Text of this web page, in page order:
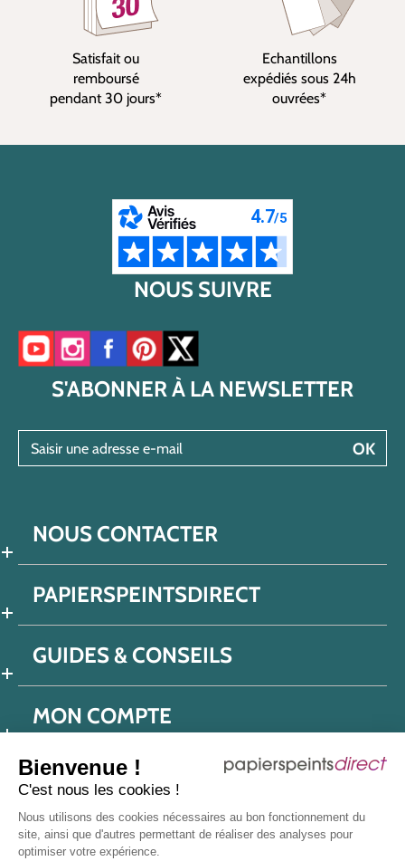
Bienvenue !
C'est nous les cookies !
Nous utilisons des cookies nécessaires au bon fonctionnement du
site, ainsi que d'autres permettant de réaliser des analyses pour
optimiser votre expérience.
Satisfait ou
remboursé
pendant 30 jours*
Echantillons
expédiés sous 24h
ouvrées*
NOUS SUIVRE
Accéder à notre chaîne YouTube
Accéder à notre compte Instagram
Accéder à notre page Facebook
Accéder à notre compte Pinterest
Accéder à notre compte Twitter/X
S'ABONNER À LA NEWSLETTER
OK
NOUS CONTACTER
PAPIERSPEINTSDIRECT
GUIDES & CONSEILS
MON COMPTE
Politique de confidentialité
Mentions légales